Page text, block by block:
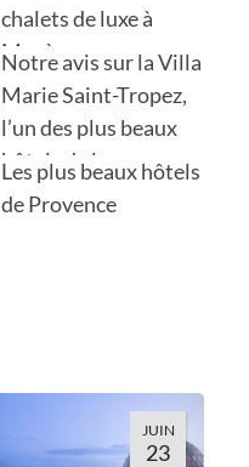
chalets de luxe à
Megève
Notre avis sur la Villa
Marie Saint-Tropez,
l’un des plus beaux
hôtels de la
presqu’île
Les plus beaux hôtels
de Provence
JUIN
23